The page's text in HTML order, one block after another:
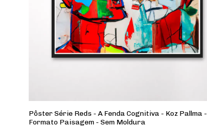
Pôster Série Reds - A Fenda Cognitiva - Koz Pallma -
Formato Paisagem - Sem Moldura